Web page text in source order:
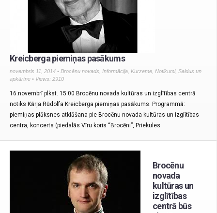
Kreicberga piemiņas pasākums
novembris 11, 2014 • Brocēnu novads Informācija Kurzeme Notikumi, Saldus un
apkārtne • Views: 2910
16.novembrī plkst. 15:00 Brocēnu novada kultūras un izglītības centrā
notiks Kārļa Rūdolfa Kreicberga piemiņas pasākums. Programmā:
piemiņas plāksnes atklāšana pie Brocēnu novada kultūras un izglītības
centra, koncerts (piedalās Vīru koris “Brocēni”, Priekules
Brocēnu
novada
kultūras un
izglītības
centrā būs